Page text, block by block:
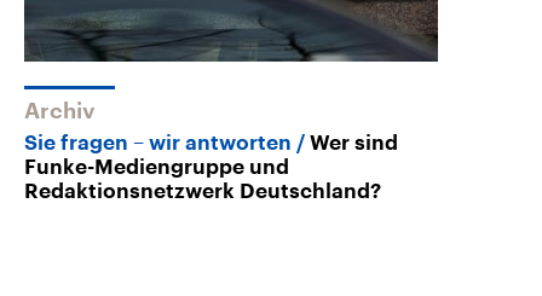
Archiv
Sie fragen – wir antworten
Wer sind
Funke-Mediengruppe und
Redaktionsnetzwerk Deutschland?